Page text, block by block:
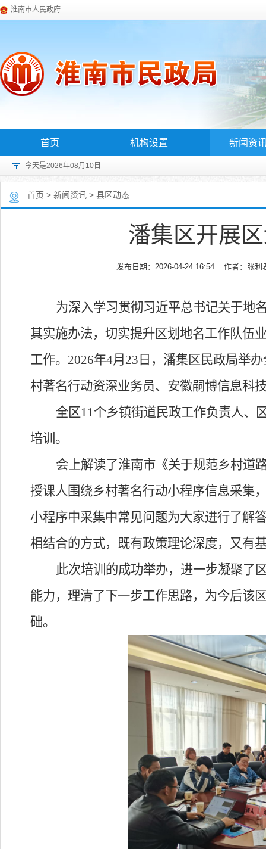
淮南市人民政府
首页 机构设置 新闻资
今天是2026年08月10日
首页 > 新闻资讯 > 县区动态
潘集区开展
发布日期：2026-04-24 16:54 作者：张利
为深入学习贯彻习近平总书记关于地
其实施办法，切实提升区划地名工作队伍
工作。 2026年4月23日，潘集区民政局举
村著名行动资深业务员、安徽嗣博信息科
全区11个乡镇街道民政工作负责人、
培训。
会上解读了淮南市《关于规范乡村道
授课人围绕乡村著名行动小程序信息采集
小程序中采集中常见问题为大家进行了解
相结合的方式，既有政策理论深度，又有
此次培训的成功举办，进一步凝聚了
能力，理清了下一步工作思路，为今后该
础。